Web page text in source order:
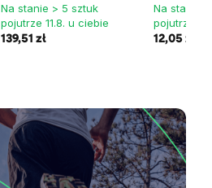
Na stanie > 5 sztuk
pojutrze 11.8. u ciebie
139,51 zł
Na stanie
pojutrze
12,05 zł